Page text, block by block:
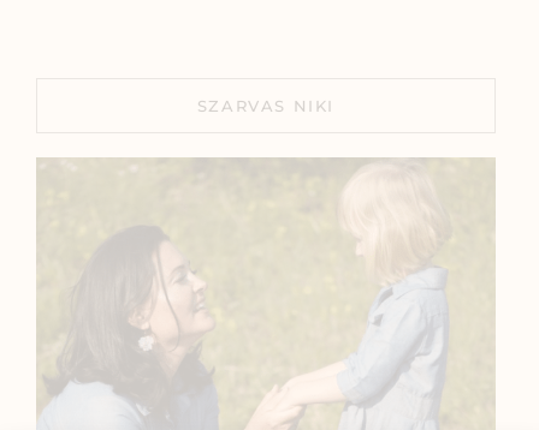
SZARVAS NIKI